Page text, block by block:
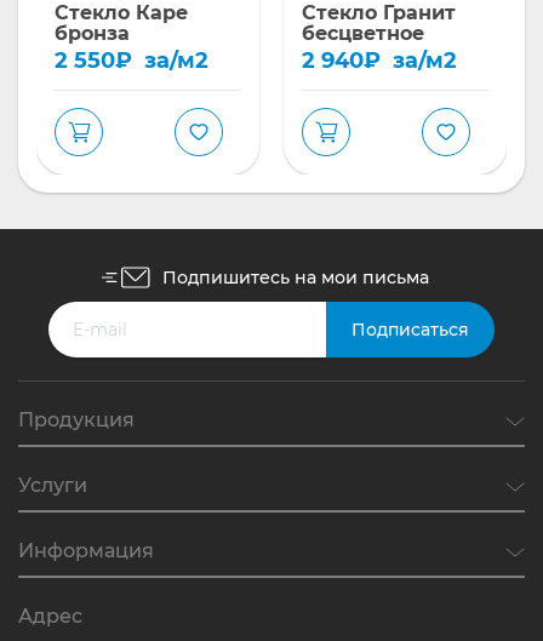
Стекло Каре
бронза
2 550₽ за/м2
Стекло Гранит
бесцветное
2 940₽ за/м2
Подпишитесь на мои письма
Продукция
Услуги
Информация
Адрес